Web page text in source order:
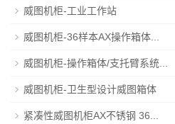
威图机柜-工业工作站
威图机柜-36样本AX操作箱体...
威图机柜-操作箱体/支托臂系统...
威图机柜-卫生型设计威图箱体
紧凑性威图机柜AX不锈钢 36...